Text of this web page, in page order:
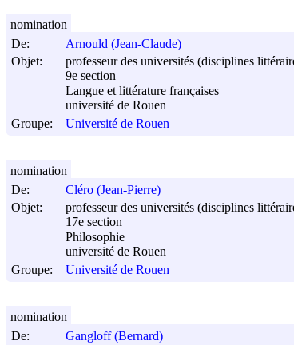
De:
Arnould (Jean-Claude)
Objet:
professeur des universités (disciplines
9e section
Langue et littérature françaises
université de Rouen
Groupe:
Université de Rouen
nomination
De:
Cléro (Jean-Pierre)
Objet:
professeur des universités (disciplines
17e section
Philosophie
université de Rouen
Groupe:
Université de Rouen
nomination
De:
Gangloff (Bernard)
nomination